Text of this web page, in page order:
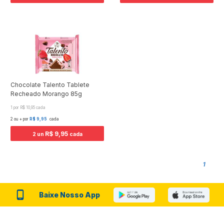
Chocolate Talento Tablete
Recheado Morango 85g
1 por R$ 10,95 cada
2 ou + por R$ 9,95 cada
2 un R$ 9,95 cada
1
Baixe Nosso App